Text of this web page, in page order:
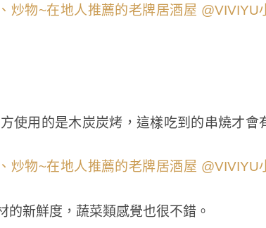
使用的是木炭炭烤，這樣吃到的串燒才會
新鮮度，蔬菜類感覺也很不錯。